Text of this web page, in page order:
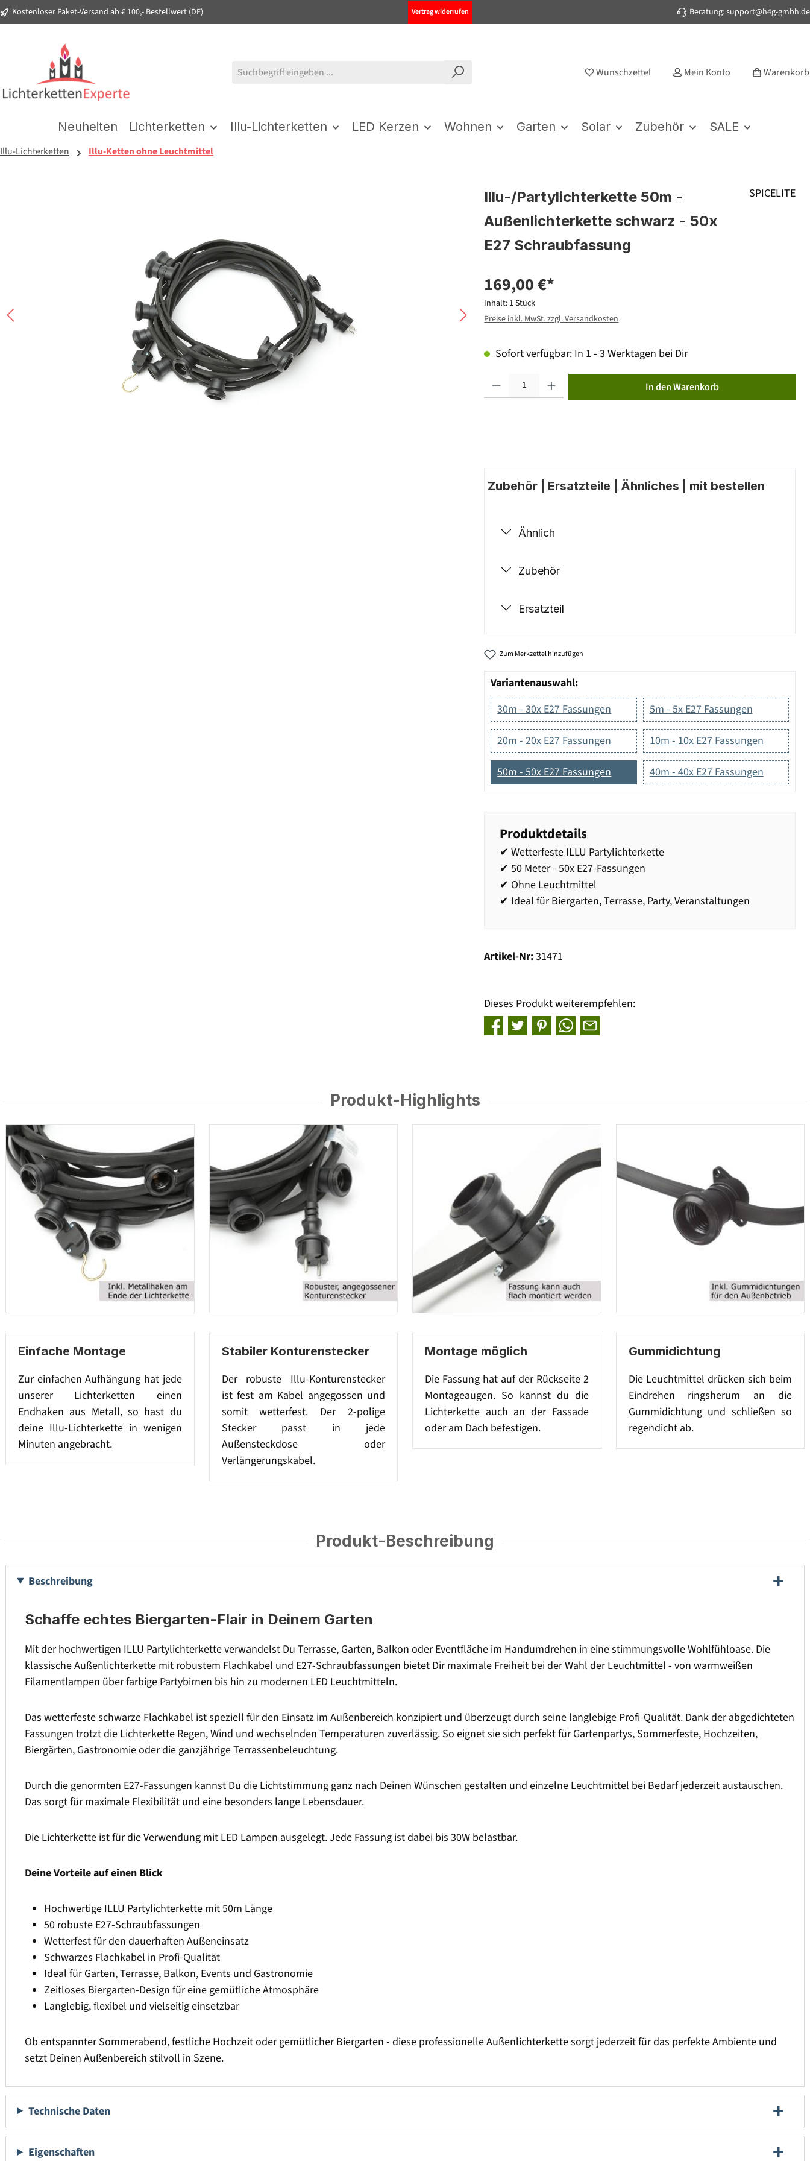
Zur Hauptnavigation springen
Kostenloser Paket-Versand ab € 100,- Bestellwert (DE) Vertrag widerrufen Beratung: support@h4g-gmbh.de
Wunschzettel Mein Konto Warenkorb
Neuheiten Lichterketten Illu-Lichterketten LED Kerzen Wohnen Garten Solar Zubehör SALE
Illu-Lichterketten Illu-Ketten ohne Leuchtmittel
Illu-/Partylichterkette 50m -
Außenlichterkette schwarz - 50x
E27 Schraubfassung
SPICELITE
169,00 €*
Inhalt: 1 Stück
Preise inkl. MwSt. zzgl. Versandkosten
Sofort verfügbar: In 1 - 3 Werktagen bei Dir
In den Warenkorb
Zubehör | Ersatzteile | Ähnliches | mit bestellen
Ähnlich
Zubehör
Ersatzteil
Zum Merkzettel hinzufügen
Variantenauswahl:
30m - 30x E27 Fassungen
5m - 5x E27 Fassungen
20m - 20x E27 Fassungen 10m - 10x E27 Fassungen
50m - 50x E27 Fassungen 40m - 40x E27 Fassungen
Produktdetails
✔ Wetterfeste ILLU Partylichterkette
✔ 50 Meter - 50x E27-Fassungen
✔ Ohne Leuchtmittel
✔ Ideal für Biergarten, Terrasse, Party, Veranstaltungen
Artikel-Nr:31471
Dieses Produkt weiterempfehlen:
Produkt-Highlights
Einfache Montage
Zur einfachen Aufhängung hat jede
unserer Lichterketten einen
Endhaken aus Metall, so hast du
deine Illu-Lichterkette in wenigen
Minuten angebracht.
Stabiler Konturenstecker
Der robuste Illu-Konturenstecker
ist fest am Kabel angegossen und
somit wetterfest. Der 2-polige
Stecker passt in jede
Außensteckdose oder
Verlängerungskabel.
Montage möglich
Die Fassung hat auf der Rückseite 2
Montageaugen. So kannst du die
Lichterkette auch an der Fassade
oder am Dach befestigen.
Gummidichtung
Die Leuchtmittel drücken sich beim
Eindrehen ringsherum an die
Gummidichtung und schließen so
regendicht ab.
Produkt-Beschreibung
Beschreibung
Schaffe echtes Biergarten-Flair in Deinem Garten
Mit der hochwertigen ILLU Partylichterkette verwandelst Du Terrasse, Garten, Balkon oder Eventfläche im Handumdrehen in eine stimmungsvolle Wohlfühloase. Die
klassische Außenlichterkette mit robustem Flachkabel und E27-Schraubfassungen bietet Dir maximale Freiheit bei der Wahl der Leuchtmittel - von warmweißen
Filamentlampen über farbige Partybirnen bis hin zu modernen LED Leuchtmitteln.
Das wetterfeste schwarze Flachkabel ist speziell für den Einsatz im Außenbereich konzipiert und überzeugt durch seine langlebige Profi-Qualität. Dank der abgedichteten
Fassungen trotzt die Lichterkette Regen, Wind und wechselnden Temperaturen zuverlässig. So eignet sie sich perfekt für Gartenpartys, Sommerfeste, Hochzeiten,
Biergärten, Gastronomie oder die ganzjährige Terrassenbeleuchtung.
Durch die genormten E27-Fassungen kannst Du die Lichtstimmung ganz nach Deinen Wünschen gestalten und einzelne Leuchtmittel bei Bedarf jederzeit austauschen.
Das sorgt für maximale Flexibilität und eine besonders lange Lebensdauer.
Die Lichterkette ist für die Verwendung mit LED Lampen ausgelegt. Jede Fassung ist dabei bis 30W belastbar.
Deine Vorteile auf einen Blick
Hochwertige ILLU Partylichterkette mit 50m Länge
50 robuste E27-Schraubfassungen
Wetterfest für den dauerhaften Außeneinsatz
Schwarzes Flachkabel in Profi-Qualität
Ideal für Garten, Terrasse, Balkon, Events und Gastronomie
Zeitloses Biergarten-Design für eine gemütliche Atmosphäre
Langlebig, flexibel und vielseitig einsetzbar
Ob entspannter Sommerabend, festliche Hochzeit oder gemütlicher Biergarten - diese professionelle Außenlichterkette sorgt jederzeit für das perfekte Ambiente und
setzt Deinen Außenbereich stilvoll in Szene.
Technische Daten
Eigenschaften